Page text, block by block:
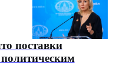
поставки